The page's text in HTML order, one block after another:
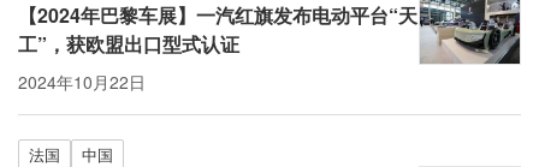
【2024年巴黎车展】一汽红旗发布电动平台“天
工”，获欧盟出口型式认证
2024年10月22日
法国 中国